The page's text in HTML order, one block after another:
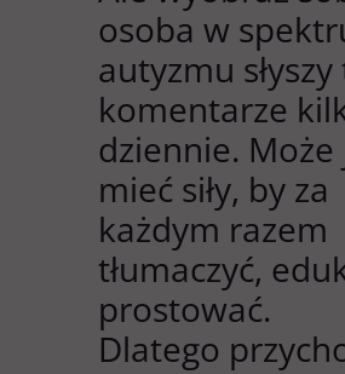
osoba w
autyzmu
komentarze
dziennie. Może
mieć siły, by za
każdym razem
tłumaczyć,
prostować.
Dlatego